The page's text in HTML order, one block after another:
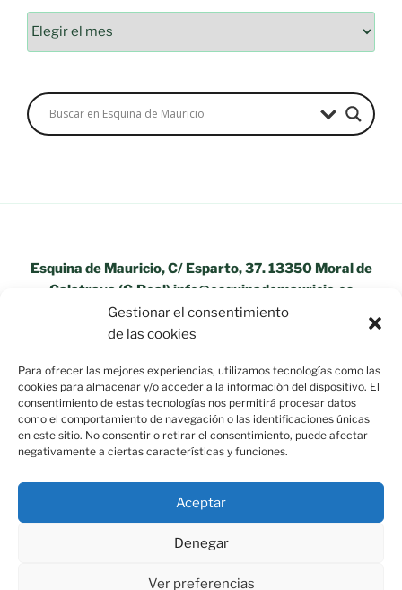
Gestionar el consentimiento
de las cookies
Para ofrecer las mejores experiencias, utilizamos tecnologías como las
cookies para almacenar y/o acceder a la información del dispositivo. El
consentimiento de estas tecnologías nos permitirá procesar datos
como el comportamiento de navegación o las identificaciones únicas
en este sitio. No consentir o retirar el consentimiento, puede afectar
negativamente a ciertas características y funciones.
Aceptar
Denegar
Ver preferencias
Esquina de Mauricio, C/ Esparto, 37. 13350 Moral de
Calatrava (C.Real) info@esquinademauricio.es
«Aviso Legal»